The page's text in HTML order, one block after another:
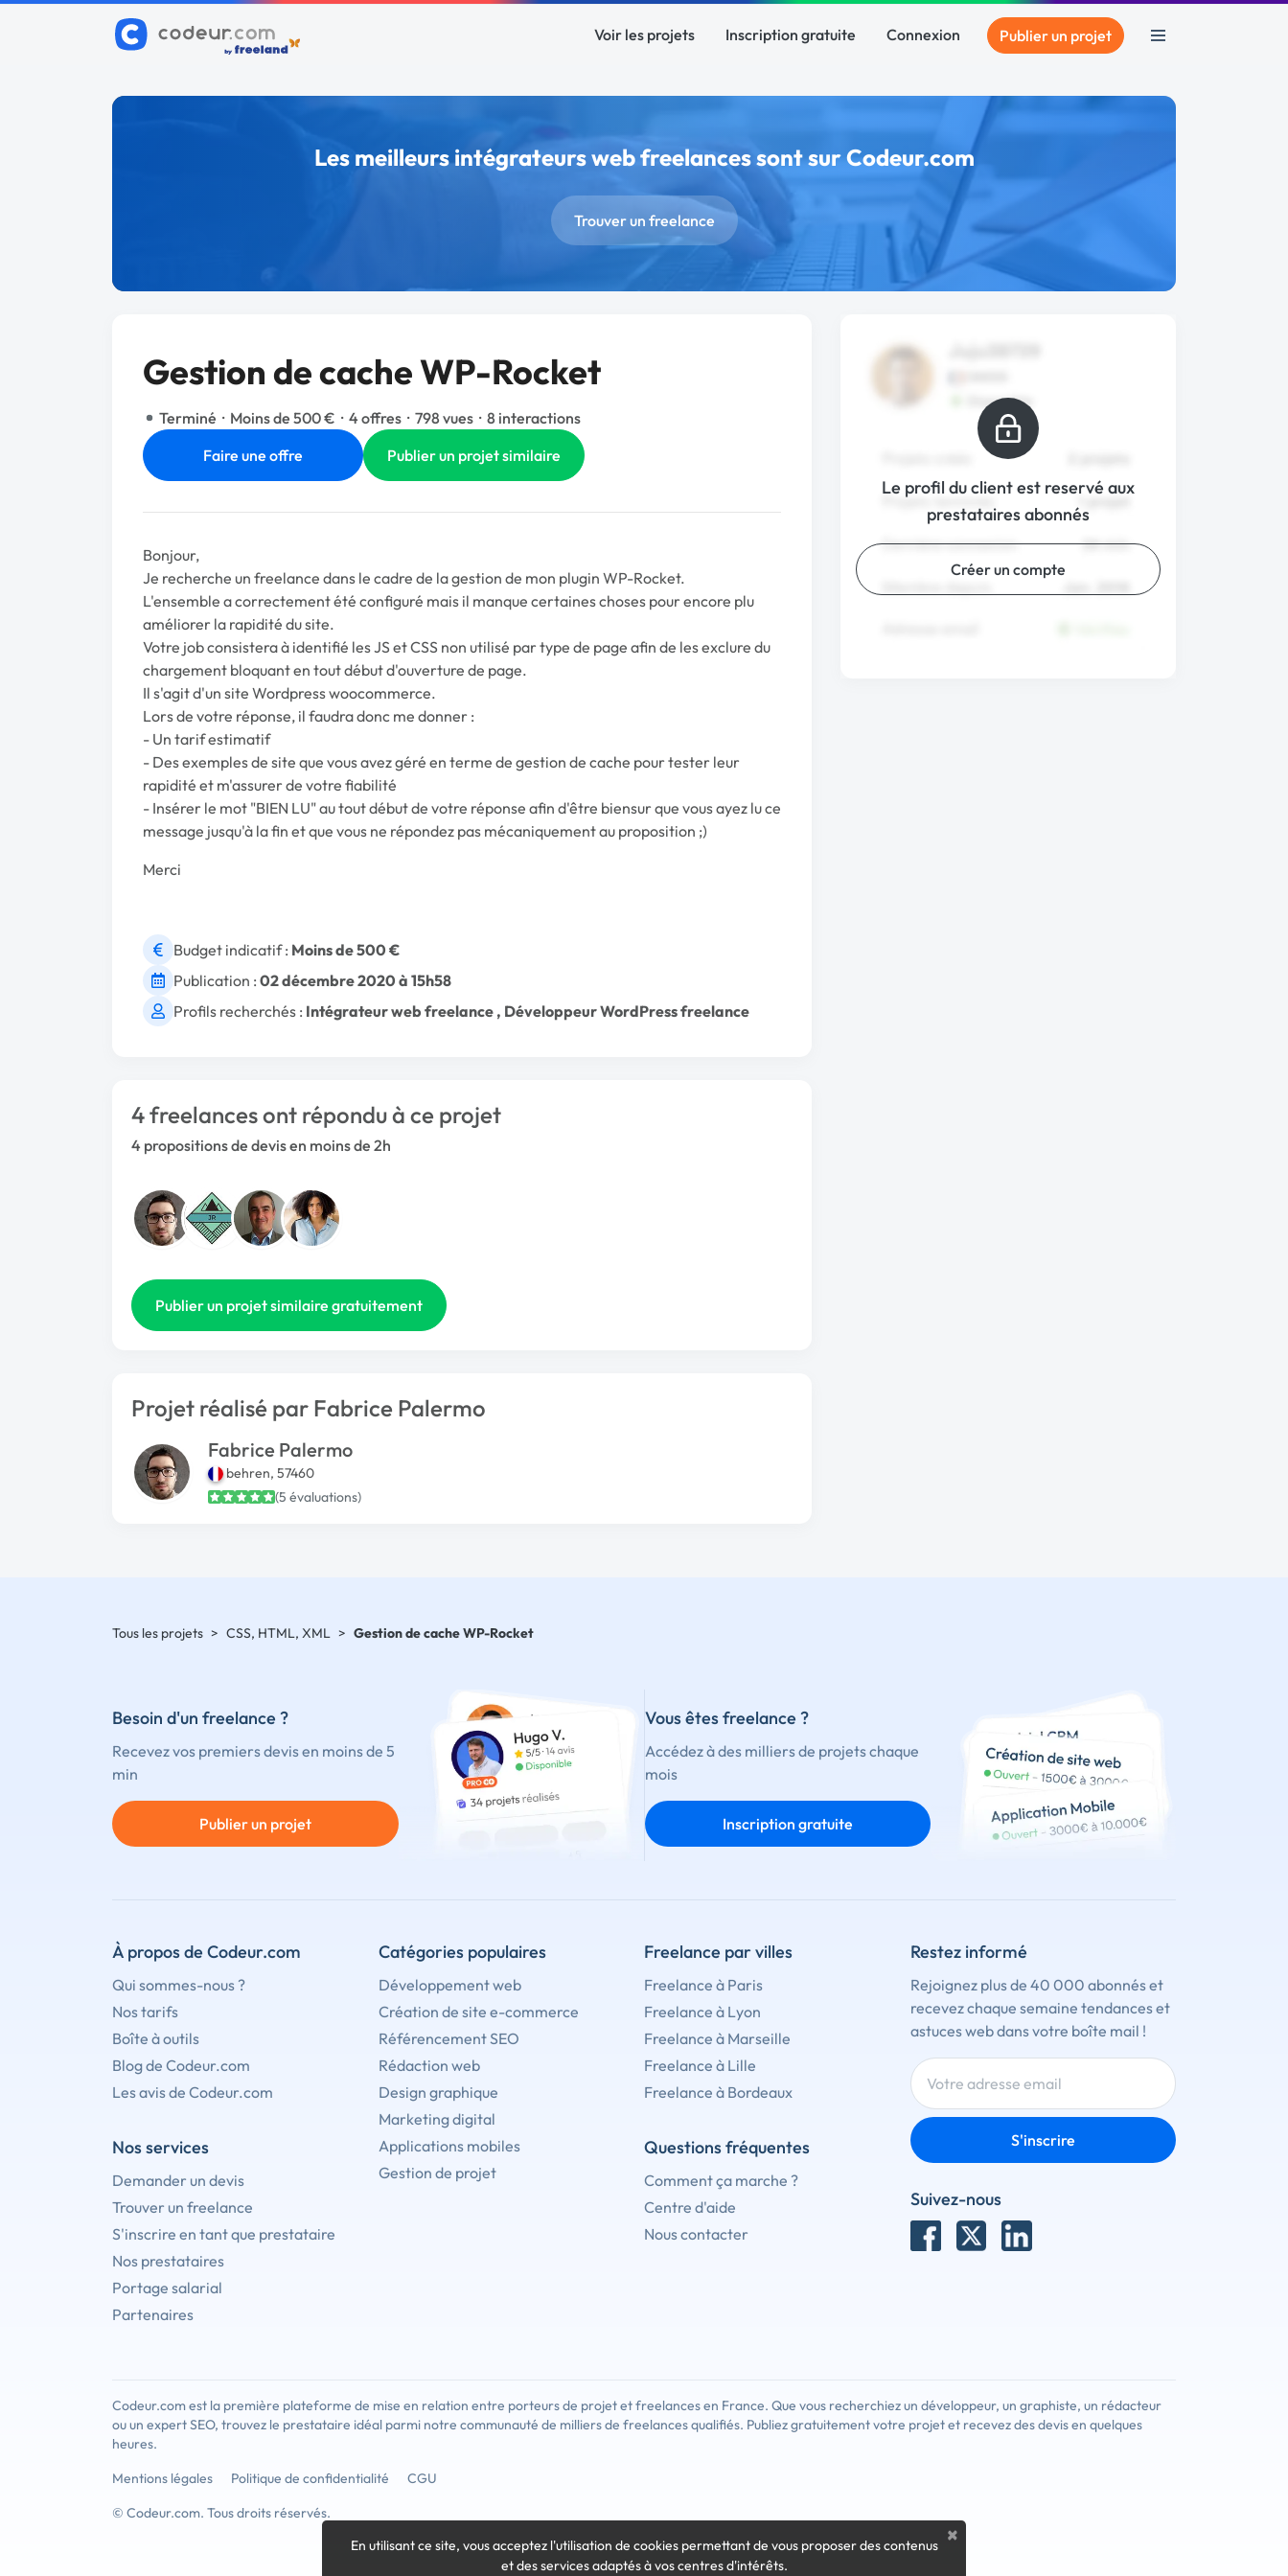
Voir les projets Inscription gratuite Connexion Publier un projet
Les meilleurs intégrateurs web freelances sont sur Codeur.com
Trouver un freelance
Gestion de cache WP-Rocket
Terminé · Moins de 500 € · 4 offres · 798 vues · 8 interactions
Faire une offre
Publier un projet similaire
Bonjour,
Je recherche un freelance dans le cadre de la gestion de mon plugin WP-Rocket.
L'ensemble a correctement été configuré mais il manque certaines choses pour encore plu
améliorer la rapidité du site.
Votre job consistera à identifié les JS et CSS non utilisé par type de page afin de les exclure du
chargement bloquant en tout début d'ouverture de page.
Il s'agit d'un site Wordpress woocommerce.
Lors de votre réponse, il faudra donc me donner :
- Un tarif estimatif
- Des exemples de site que vous avez géré en terme de gestion de cache pour tester leur
rapidité et m'assurer de votre fiabilité
- Insérer le mot "BIEN LU" au tout début de votre réponse afin d'être biensur que vous ayez lu ce
message jusqu'à la fin et que vous ne répondez pas mécaniquement au proposition ;)
Merci
Budget indicatif : Moins de 500 €
Publication : 02 décembre 2020 à 15h58
Profils recherchés : Intégrateur web freelance , Développeur WordPress freelance
4 freelances ont répondu à ce projet
4 propositions de devis en moins de 2h
Publier un projet similaire gratuitement
Projet réalisé par Fabrice Palermo
Fabrice Palermo
behren, 57460
(5 évaluations)
Le profil du client est reservé aux
prestataires abonnés
Créer un compte
Inscrivez-vous pour contacter ce client
Tous les projets > CSS, HTML, XML > Gestion de cache WP-Rocket
Besoin d'un freelance ?
Recevez vos premiers devis en moins de 5
min
Publier un projet
Vous êtes freelance ?
Accédez à des milliers de projets chaque
mois
Inscription gratuite
À propos de Codeur.com
Qui sommes-nous ?
Nos tarifs
Boîte à outils
Blog de Codeur.com
Les avis de Codeur.com
Nos services
Demander un devis
Trouver un freelance
S'inscrire en tant que prestataire
Nos prestataires
Portage salarial
Partenaires
Catégories populaires
Développement web
Création de site e-commerce
Référencement SEO
Rédaction web
Design graphique
Marketing digital
Applications mobiles
Gestion de projet
Freelance par villes
Freelance à Paris
Freelance à Lyon
Freelance à Marseille
Freelance à Lille
Freelance à Bordeaux
Questions fréquentes
Comment ça marche ?
Centre d'aide
Nous contacter
Restez informé
Rejoignez plus de 40 000 abonnés et
recevez chaque semaine tendances et
astuces web dans votre boîte mail !
S'inscrire
Suivez-nous
Codeur.com est la première plateforme de mise en relation entre porteurs de projet et freelances en France. Que vous recherchiez un développeur, un graphiste, un rédacteur
ou un expert SEO, trouvez le prestataire idéal parmi notre communauté de milliers de freelances qualifiés. Publiez gratuitement votre projet et recevez des devis en quelques
heures.
Mentions légales
Politique de confidentialité
CGU
© Codeur.com. Tous droits réservés.
×
En utilisant ce site, vous acceptez l'utilisation de cookies permettant de vous proposer des contenus
et des services adaptés à vos centres d'intérêts.